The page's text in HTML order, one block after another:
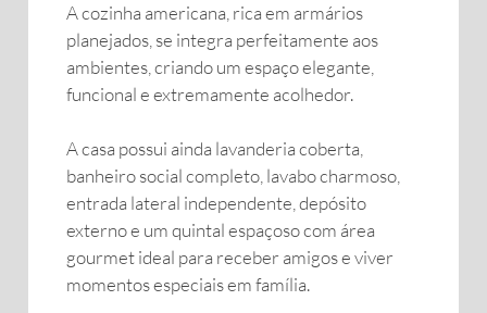
A cozinha americana, rica em armários
planejados, se integra perfeitamente aos
ambientes, criando um espaço elegante,
funcional e extremamente acolhedor.
A casa possui ainda lavanderia coberta,
banheiro social completo, lavabo charmoso,
entrada lateral independente, depósito
externo e um quintal espaçoso com área
gourmet ideal para receber amigos e viver
momentos especiais em família.